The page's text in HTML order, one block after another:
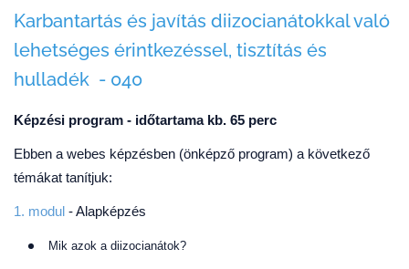
Karbantartás és javítás diizocianátokkal való
lehetséges érintkezéssel, tisztítás és
hulladék - 040
Képzési program - időtartama kb. 65 perc
Ebben a webes képzésben (önképző program) a következő
témákat tanítjuk:
1. modul - Alapképzés
Mik azok a diizocianátok?